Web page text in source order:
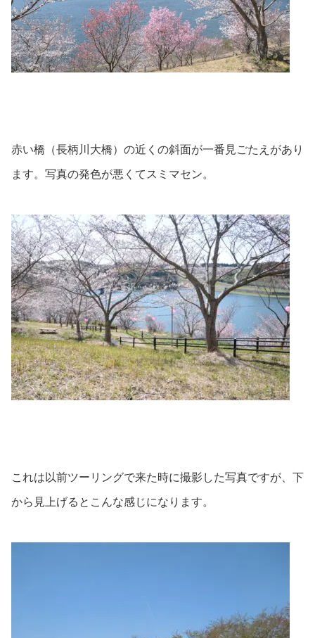
赤い橋（長柄川大橋）の近くの斜面が一番見ごたえがあり
ます。写真の発色が悪くてスミマセン。
これは以前ツーリングで来た時に撮影した写真ですが、下
から見上げるとこんな感じになります。